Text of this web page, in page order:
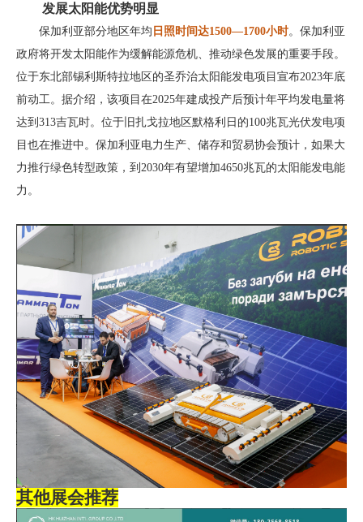
发展太阳能优势明显
保加利亚部分地区年均 日照时间达1500—1700小时。保加利亚
政府将开发太阳能作为缓解能源危机、推动绿色发展的重要手段。
位于东北部锡利斯特拉地区的圣乔治太阳能发电项目宣布2023年底
前动工。据介绍，该项目在2025年建成投产后预计年平均发电量将
达到313吉瓦时。位于旧扎戈拉地区默格利日的100兆瓦光伏发电项
目也在推进中。保加利亚电力生产、储存和贸易协会预计，如果大
力推行绿色转型政策，到2030年有望增加4650兆瓦的太阳能发电能
力。
其他展会推荐